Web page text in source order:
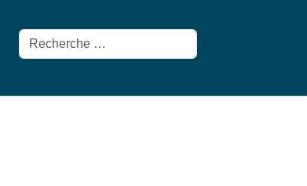
Rechercher